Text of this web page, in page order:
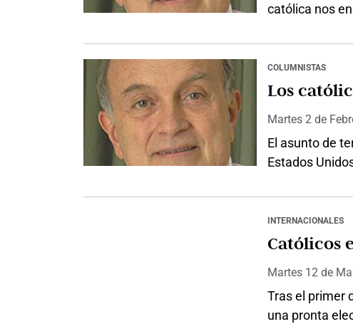
católica nos
y recordaron
despiadados
manos de los
COLUMNISTAS
Los
Martes 2de
El asunto de
Estados
gala de hacer
ultramontanos
sus creencias
INTERNACIONALES
Católicos
Martes 12de
Tras el primer
una pronta